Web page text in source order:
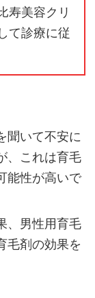
寿美容クリ
て診療に従
聞いて不安に
、これは育毛
能性が高いで
、男性用育毛
毛剤の効果を